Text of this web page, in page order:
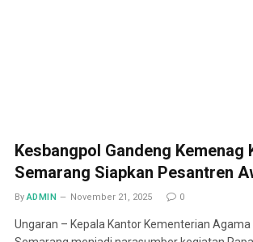
Kesbangpol Gandeng Kemenag
Semarang Siapkan Pesantren
By ADMIN November 21, 2025 0
Ungaran – Kepala Kantor Kementerian